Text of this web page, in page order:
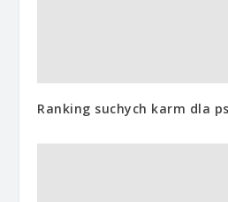
Ranking suchych karm dla